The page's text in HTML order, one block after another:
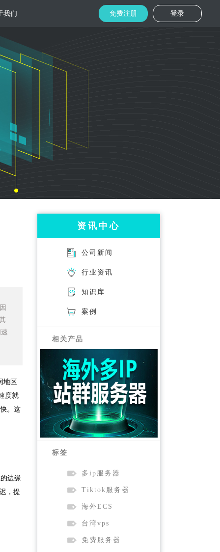
租用 香港机柜租用
海量营销
做到精准
我们 登录
免费注册
地区
度就
。这
边缘
，提
资讯中心
公司新闻
行业资讯
知识库
案例
相关产品
标签
多ip服务器
Tiktok服务器
海外ECS
台湾vps
免费服务器